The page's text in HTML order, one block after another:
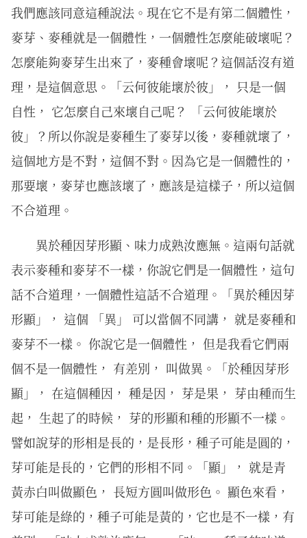
我們應該同意這種說法。現在它不是有第二個體性，
麥芽、麥種就是一個體性，一個體性怎麼能破壞呢？
怎麼能夠麥芽生出來了，麥種會壞呢？這個話沒有道
理，是這個意思。「云何彼能壞於彼」， 只是一個
自性， 它怎麼自己來壞自己呢？ 「云何彼能壞於
彼」？所以你說是麥種生了麥芽以後，麥種就壞了，
這個地方是不對，這個不對。因為它是一個體性的，
那要壞，麥芽也應該壞了，應該是這樣子，所以這個
不合道理。
異於種因芽形顯、味⼒成熟汝應無。這兩句話就
表示麥種和麥芽不一樣，你說它們是一個體性，這句
話不合道理，一個體性這話不合道理。「異於種因芽
形顯」， 這個 「異」 可以當個不同講， 就是麥種和
麥芽不一樣。 你說它是一個體性， 但是我看它們兩
個不是一個體性， 有差別， 叫做異。「於種因芽形
顯」， 在這個種因， 種是因， 芽是果， 芽由種而生
起， 生起了的時候， 芽的形顯和種的形顯不一樣。
譬如說芽的形相是長的，是長形，種子可能是圓的，
芽可能是長的，它們的形相不同。「顯」， 就是青
黃赤白叫做顯色， 長短方圓叫做形色。 顯色來看，
芽可能是綠的，種子可能是黃的，它也是不一樣，有